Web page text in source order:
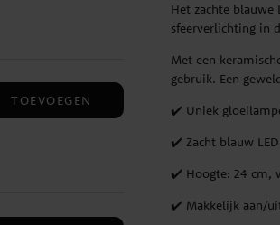
TOEVOEGEN
Het zachte
sfeerverlichting in
Met een
gebruik. Een
✔️ Uniek
✔️ Zacht blauw
✔️ Hoogte: 24 cm,
✔️ Makkelijk aan/